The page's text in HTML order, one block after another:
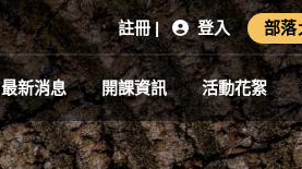
註冊 | 登入 部落
最新消息 開課資訊 活動花絮